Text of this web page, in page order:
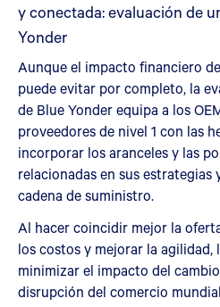
y conectada: evaluación de
Yonder
Aunque el impacto financiero
puede evitar por completo, la
de Blue Yonder equipa a los
proveedores de nivel 1 con las
incorporar los aranceles y las
relacionadas en sus estrategias
cadena de suministro.
Al hacer coincidir mejor la
los costos y mejorar la agilidad,
minimizar el impacto del
disrupción del comercio